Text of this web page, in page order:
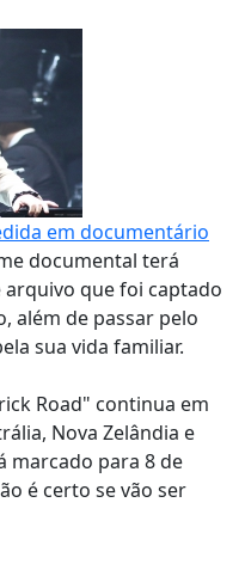
em documentário
documental terá
que foi captado
além de passar pelo
sua vida familiar.
Road" continua em
Nova Zelândia e
marcado para 8 de
é certo se vão ser